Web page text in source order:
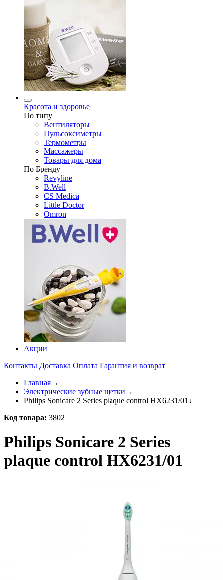
Красота и здоровье
По типу
Вентиляторы
Пульсоксиметры
Термометры
Массажеры
Товары для дома
По Бренду
Revyline
B.Well
CS Medica
Little Doctor
Omron
Акции
Контакты Доставка Оплата Гарантия и возврат
Главная→
Электрические зубные щетки →
Philips Sonicare 2 Series plaque control HX6231/01 ↓
Код товара: 3802
Philips Sonicare 2 Series
plaque control HX6231/01